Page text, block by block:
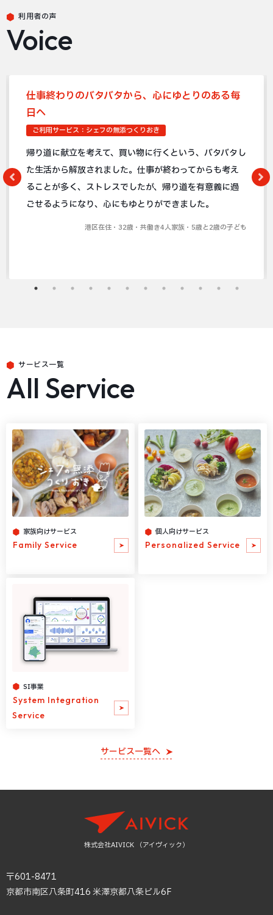
利用者の声
Voice
仕事終わりのバタバタから、心にゆとりのある毎
日へ
ご利用サービス：シェフの無添つくりおき
帰り道に献立を考えて、買い物に行くという、バタバタし
た生活から解放されました。仕事が終わってからも考え
ることが多く、ストレスでしたが、帰り道を有意義に過
ごせるようになり、心にもゆとりができました。
港区在住・32歳・共働き4人家族・5歳と2歳の子ども
サービス一覧
All Service
家族向けサービス
Family Service
個人向けサービス
Personalized Service
SI事業
System Integration
Service
サービス一覧へ
株式会社AIVICK （アイヴィック）
〒601-8471
京都市南区八条町416 米澤京都八条ビル6F